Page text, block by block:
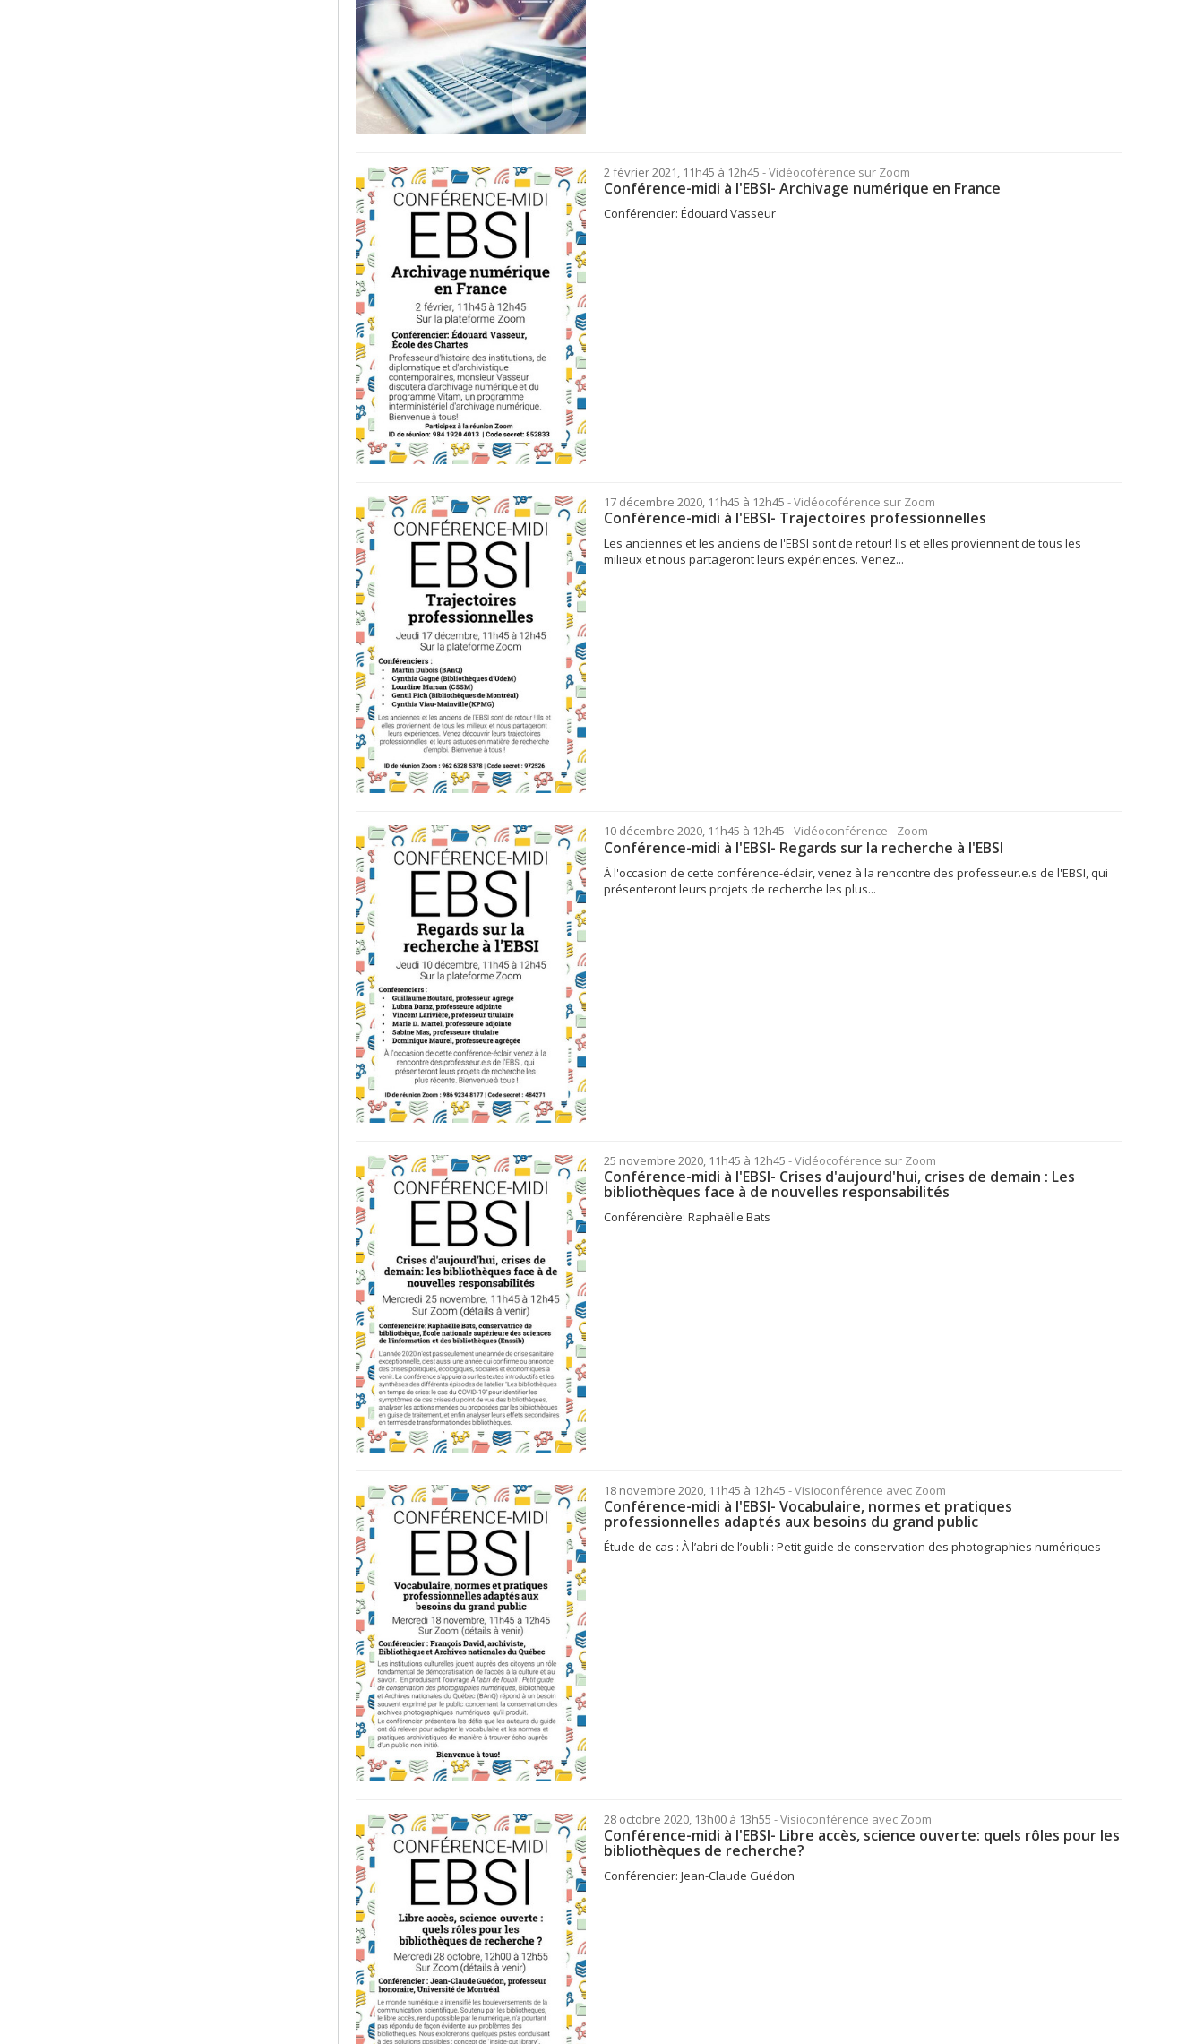
2 février 2021, 11h45 à 12h45 - Vidéocoférence sur Zoom
Conférence-midi à l'EBSI- Archivage numérique en France
Conférencier: Édouard Vasseur
17 décembre 2020, 11h45 à 12h45 - Vidéocoférence sur Zoom
Conférence-midi à l'EBSI- Trajectoires professionnelles
Les anciennes et les anciens de l'EBSI sont de retour! Ils et elles proviennent de tous les
milieux et nous partageront leurs expériences. Venez...
10 décembre 2020, 11h45 à 12h45 - Vidéoconférence - Zoom
Conférence-midi à l'EBSI- Regards sur la recherche à l'EBSI
À l'occasion de cette conférence-éclair, venez à la rencontre des professeur.e.s de l'EBSI, qui
présenteront leurs projets de recherche les plus...
25 novembre 2020, 11h45 à 12h45 - Vidéocoférence sur Zoom
Conférence-midi à l'EBSI- Crises d'aujourd'hui, crises de demain : Les
bibliothèques face à de nouvelles responsabilités
Conférencière: Raphaëlle Bats
18 novembre 2020, 11h45 à 12h45 - Visioconférence avec Zoom
Conférence-midi à l'EBSI- Vocabulaire, normes et pratiques
professionnelles adaptés aux besoins du grand public
Étude de cas : À l’abri de l’oubli : Petit guide de conservation des photographies numériques
28 octobre 2020, 13h00 à 13h55 - Visioconférence avec Zoom
Conférence-midi à l'EBSI- Libre accès, science ouverte: quels rôles pour les
bibliothèques de recherche?
Conférencier: Jean-Claude Guédon